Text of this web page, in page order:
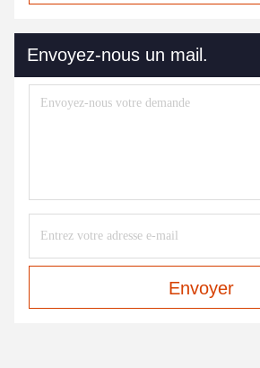
Envoyez-nous un mail.
Envoyer